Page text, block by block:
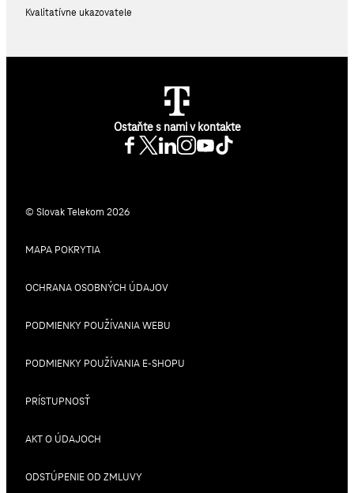
Kvalitatívne ukazovatele
Ostaňte s nami v kontakte
© Slovak Telekom 2026
MAPA POKRYTIA
OCHRANA OSOBNÝCH ÚDAJOV
PODMIENKY POUŽÍVANIA WEBU
PODMIENKY POUŽÍVANIA E-SHOPU
PRÍSTUPNOSŤ
AKT O ÚDAJOCH
ODSTÚPENIE OD ZMLUVY